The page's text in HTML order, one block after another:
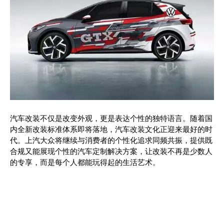
汽车改装不仅是改变外观，更是表达个性的独特语言。随着国
内全新改装标准体系即将落地，汽车改装文化正迎来最好的时
代。上汽大众将继续与消费者的个性化追求同频共振，提供既
合规又能展现个性的汽车定制解决方案，让改装不再是少数人
的专享，而是每个人都能玩得起的生活艺术。